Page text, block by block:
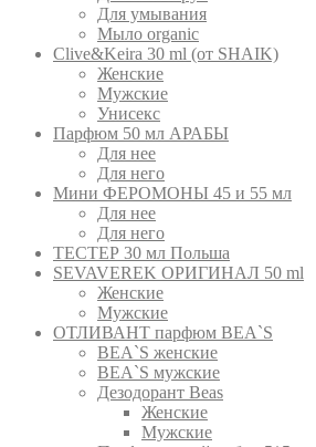
Для умывания
Мыло organic
Clive&Keira 30 ml (от SHAIK)
Женские
Мужские
Унисекс
Парфюм 50 мл АРАБЫ
Для нее
Для него
Мини ФЕРОМОНЫ 45 и 55 мл
Для нее
Для него
ТЕСТЕР 30 мл Польша
SEVAVEREK ОРИГИНАЛ 50 ml
Женские
Мужские
ОТЛИВАНТ парфюм BEA`S
BEA`S женские
BEA`S мужские
Дезодорант Beas
Женские
Мужские